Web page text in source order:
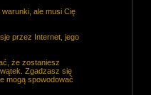
ale musi Cię
przez Internet, jego
że zostaniesz
Zgadzasz się
mogą spowodować